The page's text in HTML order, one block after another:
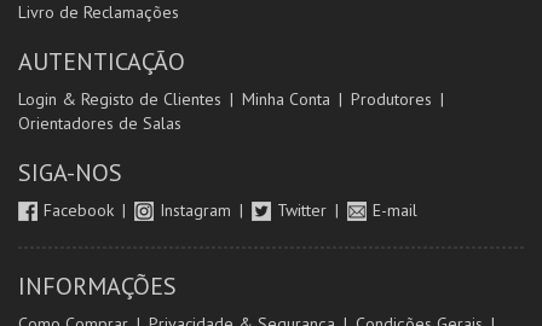
Livro de Reclamações
AUTENTICAÇÃO
Login & Registo de Clientes Minha Conta
Produtores
Orientadores de Salas
SIGA-NOS
Facebook Instagram Twitter E-mail
INFORMAÇÕES